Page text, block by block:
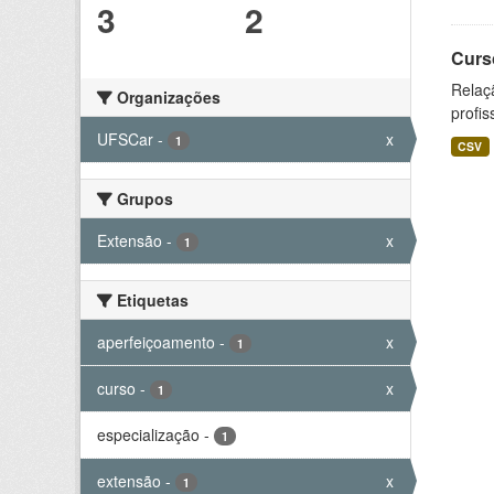
3 2
Organizações
UFSCar - 1 x
Grupos
Extensão - 1 x
Etiquetas
aperfeiçoamento - 1 x
curso - 1 x
especialização - 1
extensão - 1 x
CSV